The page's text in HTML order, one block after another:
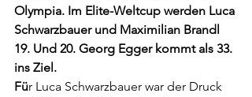
Olympia. Im Elite-Weltcup werden Luca
Schwarzbauer und Maximilian Brandl
19. Und 20. Georg Egger kommt als 33.
ins Ziel.
Für Luca Schwarzbauer war der Druck